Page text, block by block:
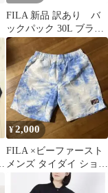
FILA 新品 訳あり バ
ックパック 30L ブラッ
ク リュック
¥2,000
FILA ×ビーファースト
メンズ タイダイ ショー
トパンツ Mサイズ